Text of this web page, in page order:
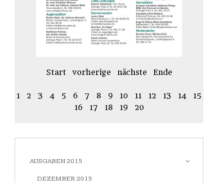
Start vorherige nächste Ende
1 2 3 4 5 6 7 8 9 10 11 12 13 14
15
16
17 18 19 20
AUSGABEN 2015
DEZEMBER 2015